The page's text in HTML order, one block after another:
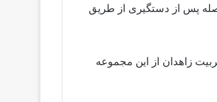
پس از دستگیری از طریق
تربیت زاهدان از این مجموعه